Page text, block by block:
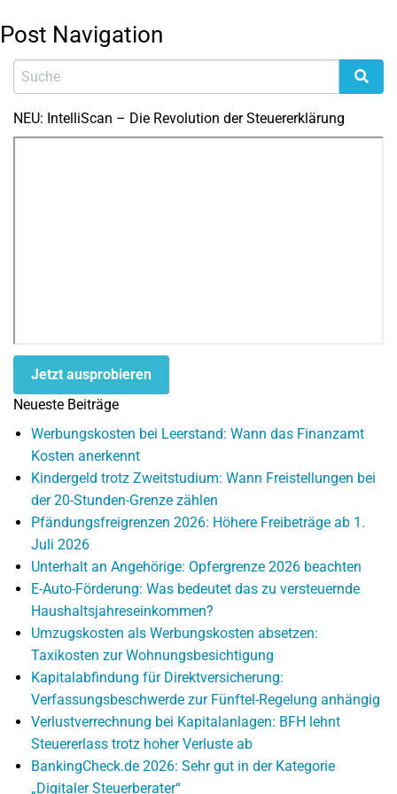
Post Navigation
NEU: IntelliScan – Die Revolution der Steuererklärung
Jetzt ausprobieren
Neueste Beiträge
Werbungskosten bei Leerstand: Wann das Finanzamt
Kosten anerkennt
Kindergeld trotz Zweitstudium: Wann Freistellungen bei
der 20-Stunden-Grenze zählen
Pfändungsfreigrenzen 2026: Höhere Freibeträge ab 1.
Juli 2026
Unterhalt an Angehörige: Opfergrenze 2026 beachten
E-Auto-Förderung: Was bedeutet das zu versteuernde
Haushaltsjahreseinkommen?
Umzugskosten als Werbungskosten absetzen:
Taxikosten zur Wohnungsbesichtigung
Kapitalabfindung für Direktversicherung:
Verfassungsbeschwerde zur Fünftel-Regelung anhängig
Verlustverrechnung bei Kapitalanlagen: BFH lehnt
Steuererlass trotz hoher Verluste ab
BankingCheck.de 2026: Sehr gut in der Kategorie
„Digitaler Steuerberater“